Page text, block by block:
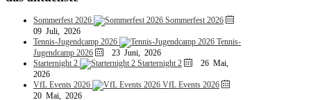
Sommerfest 2026 Sommerfest 2026
09 Juli, 2026
Tennis-Jugendcamp 2026
Tennis-
Jugendcamp 2026
23 Juni, 2026
Starternight 2 Starternight 2
26 Mai,
2026
VfL Events 2026 VfL Events 2026
20 Mai, 2026